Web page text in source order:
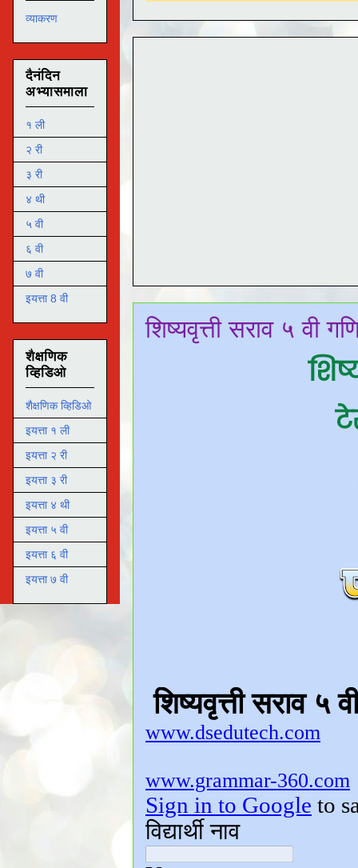
शिष्यवृत्ती सराव ५ वी
व्याकरण
दैनंदिन
अभ्यासमाला
१ ली
२ री
३ री
४ थी
५ वी
६ वी
७ वी
इयत्ता 8 वी
शैक्षणिक
व्हिडिओ
शैक्षणिक व्हिडिओ
इयत्ता १ ली
इयत्ता २ री
इयत्ता ३ री
इयत्ता ४ थी
इयत्ता ५ वी
इयत्ता ६ वी
इयत्ता ७ वी